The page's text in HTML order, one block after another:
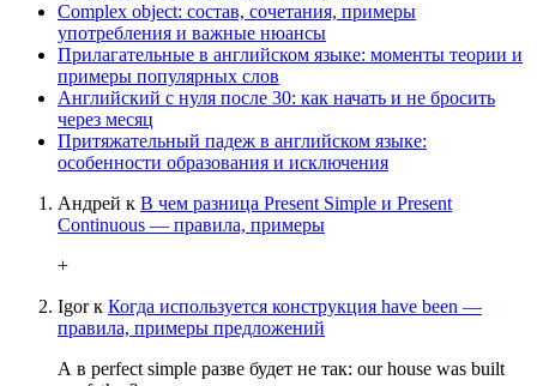
Complex object: состав, сочетания, примеры
употребления и важные нюансы
Прилагательные в английском языке: моменты теории и
примеры популярных слов
Английский с нуля после 30: как начать и не бросить
через месяц
Притяжательный падеж в английском языке:
особенности образования и исключения
Андрей к В чем разница Present Simple и Present
Continuous — правила, примеры
+
Igorк Когда используется конструкция have been —
правила, примеры предложений
А в perfect simple разве будет не так: our house was built